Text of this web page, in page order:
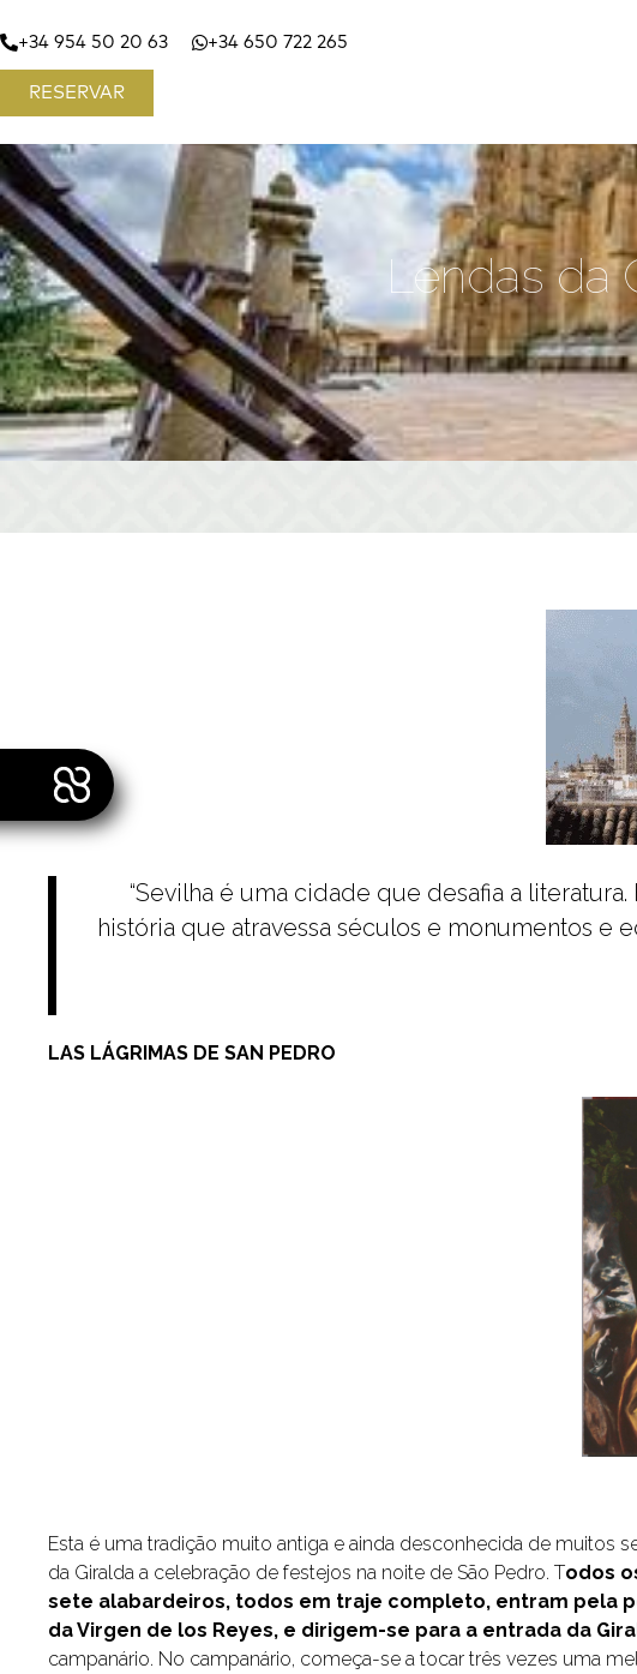
+34 954 50 20 63 +34 650 722 265
RESERVAR
Lendas da
“Sevilha é uma cidade que desafia a
história que atravessa séculos e monumentos e
LAS LÁGRIMAS DE SAN PEDRO
Esta é uma tradição muito antiga e ainda desconhecida de muitos
da Giralda a celebração de festejos na noite de São Pedro. Todos
sete alabardeiros, todos em traje completo, entram pela
da Virgen de los Reyes, e dirigem-se para a entrada da
campanário. No campanário, começa-se a tocar três vezes uma